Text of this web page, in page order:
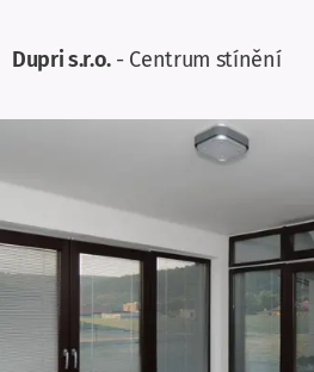
Dupri s.r.o. - Centrum stínění